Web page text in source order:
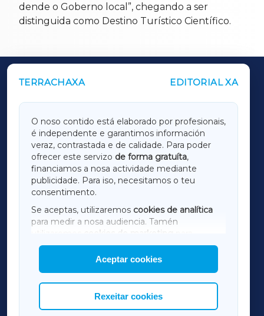
dende o Goberno local”, chegando a ser
distinguida como Destino Turístico Científico.
TERRACHAXA EDITORIAL XA
O noso contido está elaborado por profesionais,
é independente e garantimos información
veraz, contrastada e de calidade. Para poder
ofrecer este servizo de forma gratuíta,
financiamos a nosa actividade mediante
publicidade. Para iso, necesitamos o teu
consentimento.
Se aceptas, utilizaremos cookies de analítica
para medir a nosa audiencia. Tamén
utilizaremos
cookies de marketing
mostrar publicidade de terceiros.
Así mesmo, podes personalizar a elección das
cookies que desexas permitir.
Aceptar cookies
Rexeitar cookies
OUTROS PERIÓDICOS
LUGOXA
TERRACHAXA
AMARIÑAXA
RIBEIRASACRAXA
ACORUÑAXA